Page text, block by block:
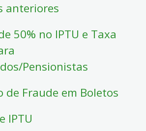
anteriores
50% no IPTU e Taxa
Pensionistas
de Fraude em Boletos
IPTU